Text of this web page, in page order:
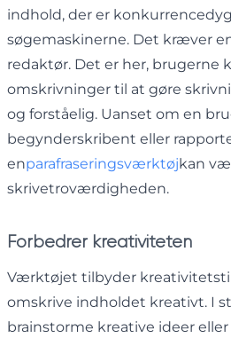
indhold, der er
søgemaskinerne. Det kræver
redaktør. Det er her, brugerne
omskrivninger til at gøre
og forståelig. Uanset om en
begynderskribent eller
enparafraseringsværktøjkan
skrivetroværdigheden.
Forbedrer kreativiteten
Værktøjet tilbyder
omskrive indholdet kreativt. I
brainstorme kreative ideer